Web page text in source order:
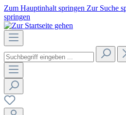
Zum Hauptinhalt springen Zur Suche
springen